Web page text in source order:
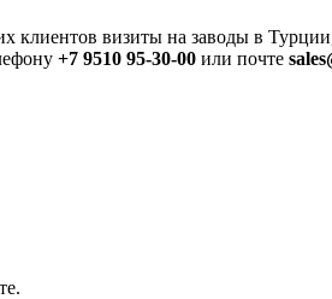
клиентов визиты на заводы в
+7 9510 95-30-00 или почте